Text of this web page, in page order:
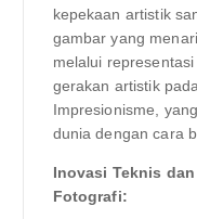
kepekaan artistik
gambar yang
melalui
gerakan artistik
Impresionisme,
dunia dengan cara
Inovasi Teknis
Fotografi: